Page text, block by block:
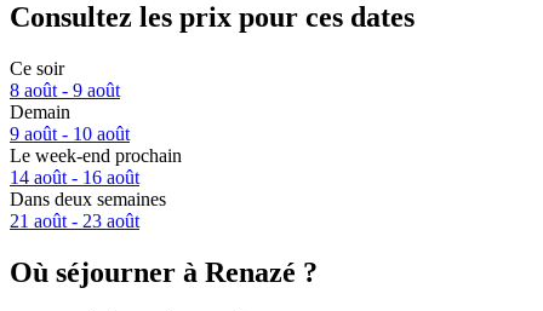
Consultez les prix pour ces dates
Ce soir
8 août - 9 août
Demain
9 août - 10 août
Le week-end prochain
14 août - 16 août
Dans deux semaines
21 août - 23 août
Où séjourner à Renazé ?